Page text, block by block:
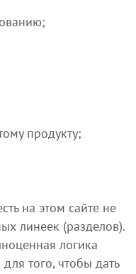
продукту;
на этом сайте не
линеек (разделов).
логика
того, чтобы дать